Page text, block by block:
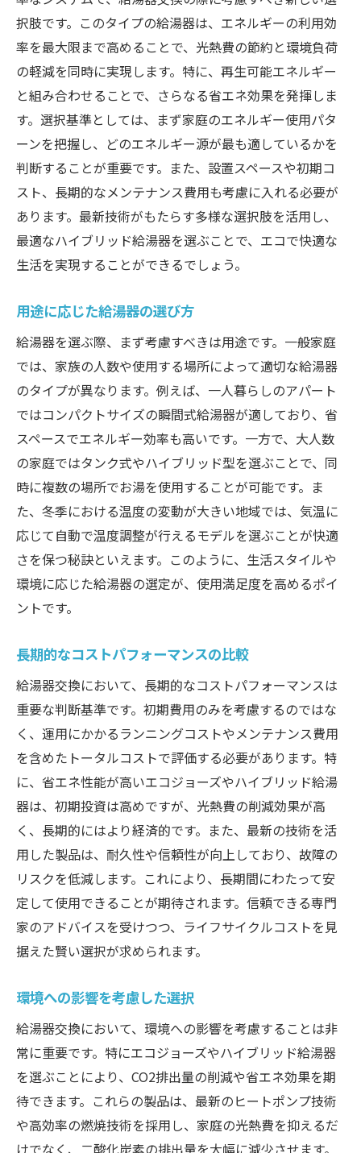
択肢です。このタイプの給湯器は、エネルギーの利用効
率を最大限まで高めることで、光熱費の節約と環境負荷
の軽減を同時に実現します。特に、再生可能エネルギー
と組み合わせることで、さらなる省エネ効果を発揮しま
す。選択基準としては、まず家庭のエネルギー使用パタ
ーンを把握し、どのエネルギー源が最も適しているかを
判断することが重要です。また、設置スペースや初期コ
スト、長期的なメンテナンス費用も考慮に入れる必要が
あります。最新技術がもたらす多様な選択肢を活用し、
最適なハイブリッド給湯器を選ぶことで、エコで快適な
生活を実現することができるでしょう。
用途に応じた給湯器の選び方
給湯器を選ぶ際、まず考慮すべきは用途です。一般家庭
では、家族の人数や使用する場所によって適切な給湯器
のタイプが異なります。例えば、一人暮らしのアパート
ではコンパクトサイズの瞬間式給湯器が適しており、省
スペースでエネルギー効率も高いです。一方で、大人数
の家庭ではタンク式やハイブリッド型を選ぶことで、同
時に複数の場所でお湯を使用することが可能です。ま
た、冬季における温度の変動が大きい地域では、気温に
応じて自動で温度調整が行えるモデルを選ぶことが快適
さを保つ秘訣といえます。このように、生活スタイルや
環境に応じた給湯器の選定が、使用満足度を高めるポイ
ントです。
長期的なコストパフォーマンスの比較
給湯器交換において、長期的なコストパフォーマンスは
重要な判断基準です。初期費用のみを考慮するのではな
く、運用にかかるランニングコストやメンテナンス費用
を含めたトータルコストで評価する必要があります。特
に、省エネ性能が高いエコジョーズやハイブリッド給湯
器は、初期投資は高めですが、光熱費の削減効果が高
く、長期的にはより経済的です。また、最新の技術を活
用した製品は、耐久性や信頼性が向上しており、故障の
リスクを低減します。これにより、長期間にわたって安
定して使用できることが期待されます。信頼できる専門
家のアドバイスを受けつつ、ライフサイクルコストを見
据えた賢い選択が求められます。
環境への影響を考慮した選択
給湯器交換において、環境への影響を考慮することは非
常に重要です。特にエコジョーズやハイブリッド給湯器
を選ぶことにより、CO2排出量の削減や省エネ効果を期
待できます。これらの製品は、最新のヒートポンプ技術
や高効率の燃焼技術を採用し、家庭の光熱費を抑えるだ
けでなく、二酸化炭素の排出量を大幅に減少させます。